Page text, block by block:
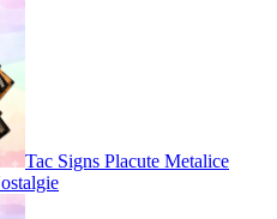
Tac Signs Placute Metalice